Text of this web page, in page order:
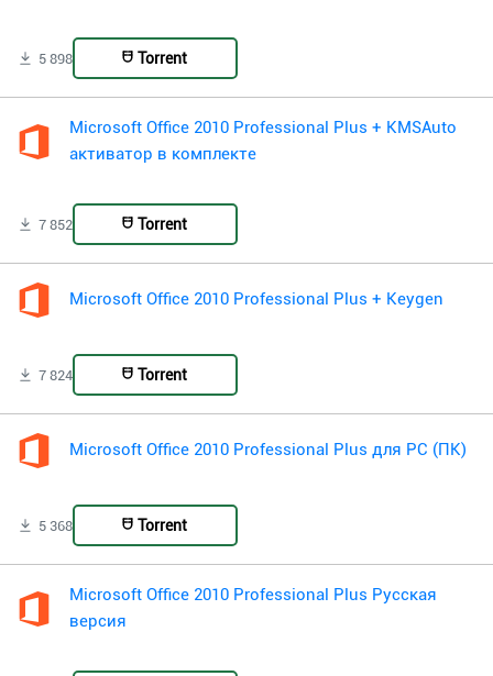
5 898 Torrent
Microsoft Office 2010 Professional Plus + KMSAuto
активатор в комплекте
7 852 Torrent
Microsoft Office 2010 Professional Plus + Keygen
7 824 Torrent
Microsoft Office 2010 Professional Plus для PC (ПК)
5 368 Torrent
Microsoft Office 2010 Professional Plus Русская
версия